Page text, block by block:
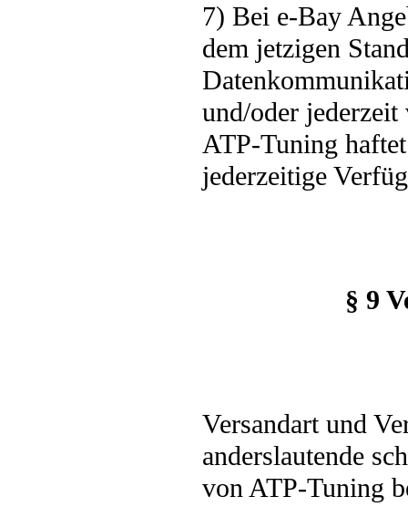
7) Bei e-Bay
dem jetzigen
und/oder
ATP-Tuning
jederzeitige
§ 9
Versandart und
anderslautende
von ATP-Tuning